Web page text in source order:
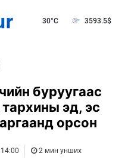
30°C 3593.5$
буруугаас
эд, эс
орсон
2 мин унших